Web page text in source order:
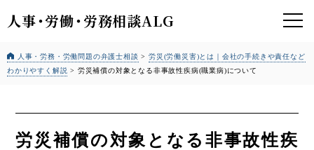
人事・労働・労務相談ALG
人事・労務・労働問題の弁護士相談 >労災(労働災害)とは｜会社の手続きや責任など
わかりやすく解説 > 労災補償の対象となる非事故性疾病(職業病)について
労災補償の対象となる非事故性疾